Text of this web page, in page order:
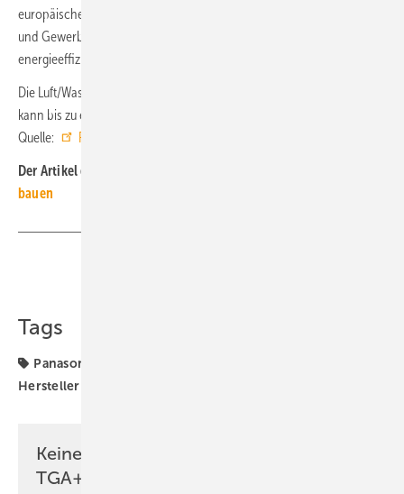
europäischen Werken liefern wir Heiz- und Kühllösungen für Wohn-
und Gewerbegebäude und können wir die steigende Nachfrage nach
energieeffizienten Systemen in der Region bedienen.“
Die Luft/Wasser-Wärmepumpe Big Aquarea M mit T-CAP-Technologie
kann bis zu einer Heizleistung von 300 kW kaskadiert werden. ■
Quelle:
Panasonic
Der Artikel gehört zur
bauen
Tags
Panasonic
Hersteller bauen
Keine Zeit? Kein Problem mit dem
TGA+E Newsletter!